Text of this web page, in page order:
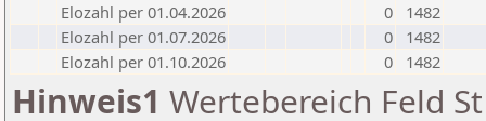
Elozahl per 01.04.2026
0
1482
Elozahl per 01.07.2026
0
1482
Elozahl per 01.10.2026
0 1482
Hinweis1 Wertebereich Feld